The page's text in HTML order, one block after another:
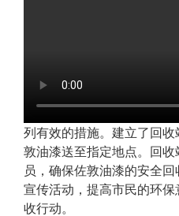
列有效的措施。建立了回
敦油漆送至指定地点。回
员，确保佐敦油漆的安全
宣传活动，提高市民的环
收行动。